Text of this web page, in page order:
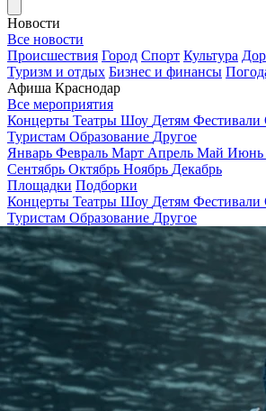
Новости
Все новости
Происшествия Город Спорт Культура
Туризм и отдых Бизнес и финансы
Афиша Краснодар
Все мероприятия
Концерты Театры Шоу Детям Фестивали
Туристам Образование Другое
Январь Февраль Март Апрель Май Июнь
Сентябрь Октябрь Ноябрь Декабрь
Площадки Подборки
Концерты Театры Шоу Детям Фестивали
Туристам Образование Другое